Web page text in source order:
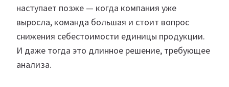
наступает позже — когда компания уже
выросла, команда большая и стоит вопрос
снижения себестоимости единицы продукции.
И даже тогда это длинное решение, требующее
анализа.